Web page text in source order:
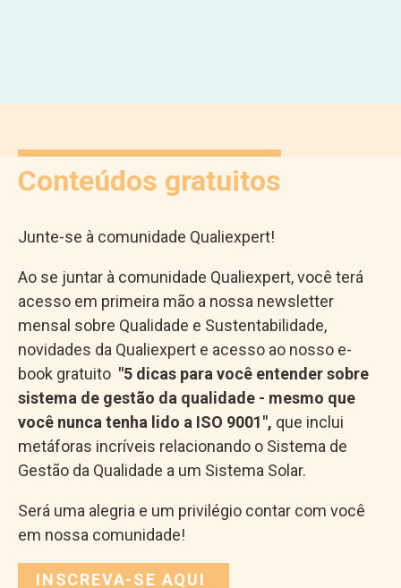
Conteúdos gratuitos
Junte-se à comunidade Qualiexpert!
Ao se juntar à comunidade Qualiexpert, você terá
acesso em primeira mão a nossa newsletter
mensal sobre Qualidade e Sustentabilidade,
novidades da Qualiexpert e acesso ao nosso e-
book gratuito "5 dicas para você entender sobre
sistema de gestão da qualidade - mesmo que
você nunca tenha lido a ISO 9001", que inclui
metáforas incríveis relacionando o Sistema de
Gestão da Qualidade a um Sistema Solar.
Será uma alegria e um privilégio contar com você
em nossa comunidade!
INSCREVA-SE AQUI